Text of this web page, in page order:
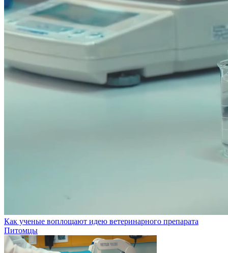
Как ученые воплощают идею ветеринарного препарата
Питомцы